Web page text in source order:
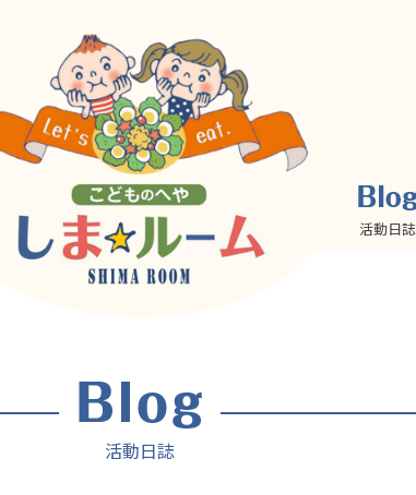
活動日誌
活動日誌